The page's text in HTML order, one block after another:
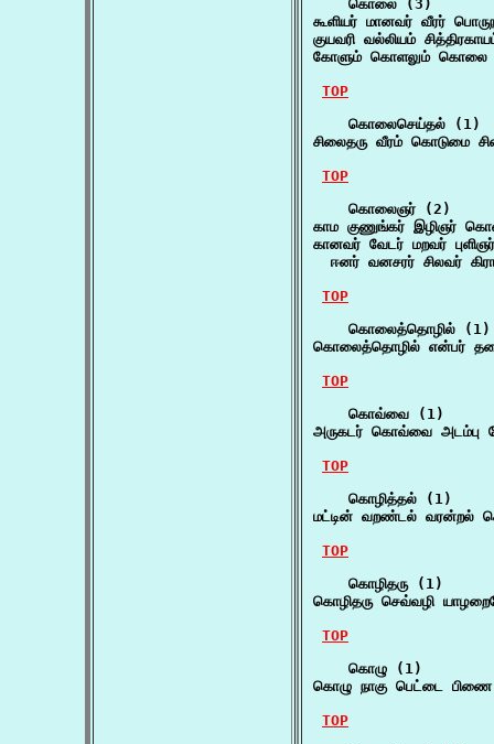
    கொலை (3)
கூளியர் மானவர் வீரர்
குயவரி வல்லியம்
கோளும் கொளலும்
TOP
    கொலைசெய்தல் (1)
சிலைதரு வீரம்
TOP
    கொலைஞர் (2)
காம குணுங்கர் இழிஞர்
கானவர் வேடர் மறவர்
ஈனர் வனசரர் சிலவர்
TOP
    கொலைத்தொழில் (1)
கொலைத்தொழில் என்பர்
TOP
    கொவ்வை (1)
அருகடர் கொவ்வை
TOP
    கொழித்தல் (1)
மட்டின் வறண்டல் வரன்றல்
TOP
    கொழிதரு (1)
கொழிதரு செவ்வழி
TOP
    கொழு (1)
கொழு நாகு பெட்டை
TOP